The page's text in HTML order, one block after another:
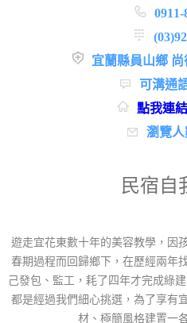
0911-
宜蘭縣員山鄉
可溝通
點我連
瀏覽人
民宿自
遊走宜花東數十年的美容教學，因
春期過程而回歸鄉下，在歷經兩年
己發包、監工，耗了四年才完成綠
都是經過我們細心挑選，為了享有
材、極簡風格建置一